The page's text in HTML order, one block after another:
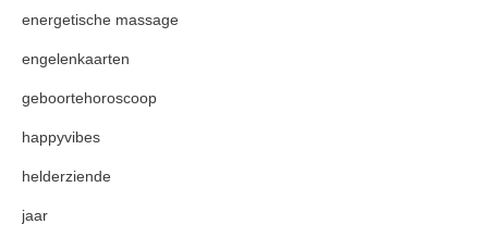
energetische massage
engelenkaarten
geboortehoroscoop
happyvibes
helderziende
jaar